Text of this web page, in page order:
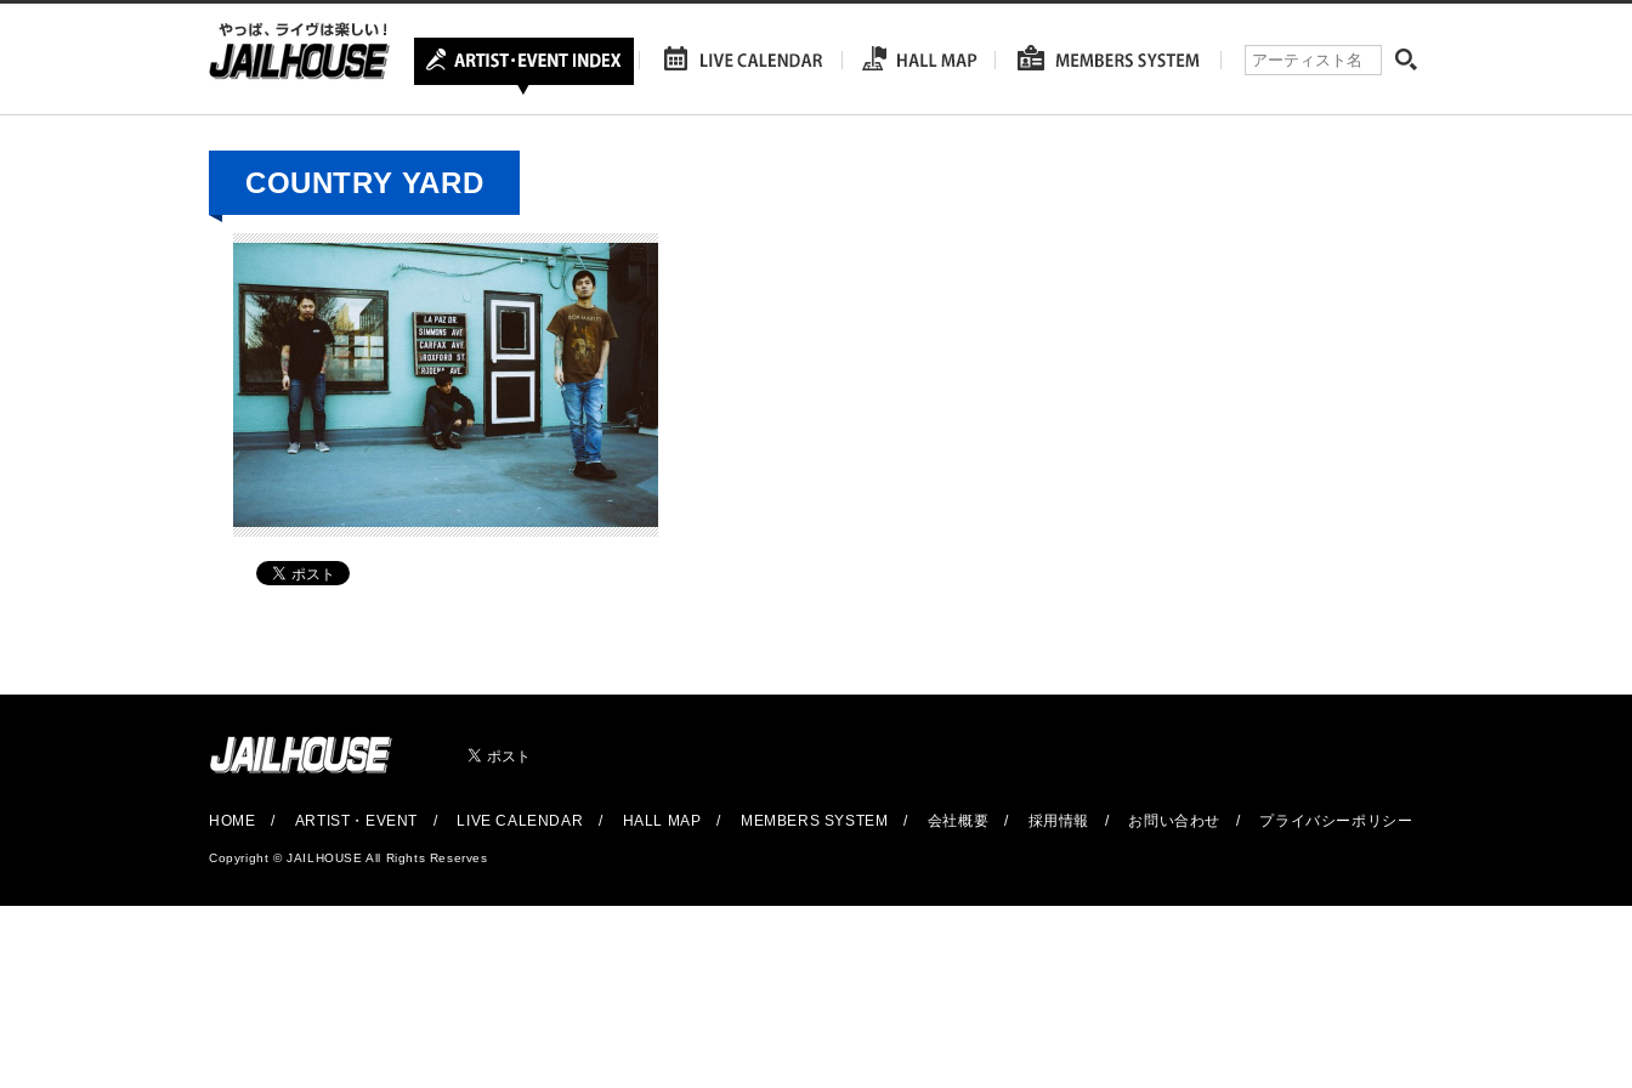
COUNTRY YARD
HOME ARTIST・EVENT LIVE CALENDAR HALL MAP MEMBERS SYSTEM 会社概要 採用情報 お問い合わせ プライバシーポリシー
Copyright © JAILHOUSE All Rights Reserves